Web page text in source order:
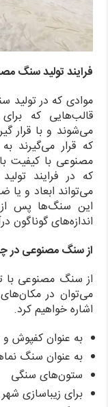
فرایند تولید سنگ
موادی که در تولید
قالب‌هایی که
می‌شوند و با قرار
که قرار می‌گیرند
مصنوعی با کیفیت
که در فرایند
می‌تواند ابعاد و
این سنگ‌ها پس
اندازه‌های گوناگون
از سنگ مصنوعی در
از سنگ مصنوعی با
می‌توان در
اشاره خواهیم کرد.
به عنوان کفپوش
به عنوان سنگ
ستون‌های سنگی
برای زیباسازی